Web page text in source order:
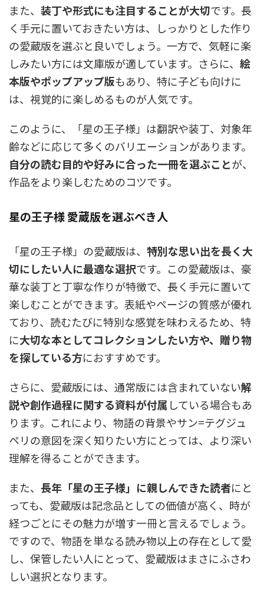
また、 装丁や形式にも注目することが大切です。長
く手元に置いておきたい方は、しっかりとした作り
の愛蔵版を選ぶと良いでしょう。一方で、気軽に楽
しみたい方には文庫版が適しています。さらに、 絵
本版やポップアップ版もあり、特に子ども向けに
は、視覚的に楽しめるものが人気です。
このように、「星の王子様」は翻訳や装丁、対象年
齢などに応じて多くのバリエーションがあります。
自分の読む目的や好みに合った一冊を選ぶことが、
作品をより楽しむためのコツです。
星の王子様 愛蔵版を選ぶべき人
「星の王子様」の愛蔵版は、 特別な思い出を長く大
切にしたい人に最適な選択です。この愛蔵版は、豪
華な装丁と丁寧な作りが特徴で、長く手元に置いて
楽しむことができます。表紙やページの質感が優れ
ており、読むたびに特別な感覚を味わえるため、特
に大切な本としてコレクションしたい方や、贈り物
を探している方におすすめです。
さらに、愛蔵版には、通常版には含まれていない解
説や創作過程に関する資料が付属 している場合もあ
ります。これにより、物語の背景やサン=テグジュ
ペリの意図を深く知りたい方にとっては、より深い
理解を得ることができます。
また、 長年「星の王子様」に親しんできた読者にと
っても、愛蔵版は記念品としての価値が高く、時が
経つごとにその魅力が増す一冊と言えるでしょう。
ですので、物語を単なる読み物以上の存在として愛
し、保管したい人にとって、愛蔵版はまさにふさわ
しい選択となります。